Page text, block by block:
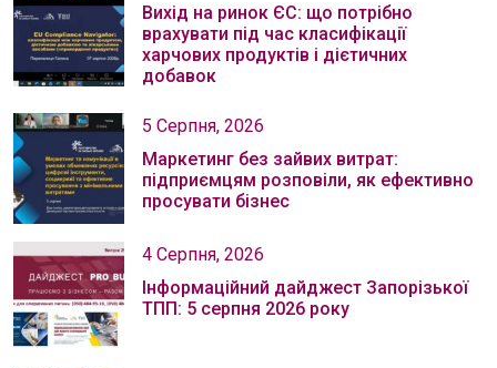
Вихід на ринок ЄС: що потрібно
врахувати під час класифікації
харчових продуктів і дієтичних
добавок
5 Серпня, 2026
Маркетинг без зайвих витрат:
підприємцям розповіли, як ефективно
просувати бізнес
4 Серпня, 2026
Інформаційний дайджест Запорізької
ТПП: 5 серпня 2026 року